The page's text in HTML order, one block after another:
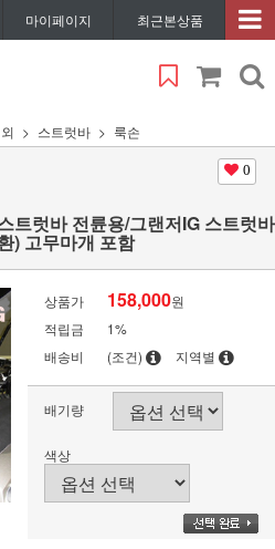
마이페이지 최근본상품
스트럿바 룩손
0
트럿바 전륜용/그랜저IG 스트럿바
) 고무마개 포함
상품가 158,000원
적립금
1%
배송비
(조건) 지역별
배기량
색상